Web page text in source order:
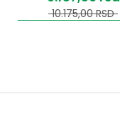
10.175,00 RSD